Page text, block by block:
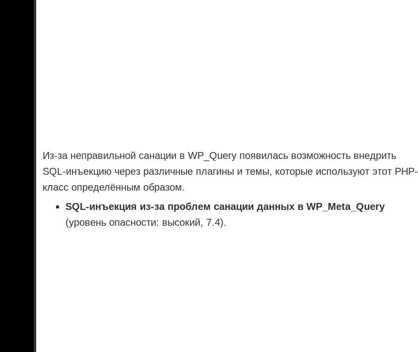
Из-за неправильной санации в WP_Query появилась возможность внедрить
SQL-инъекцию через различные плагины и темы, которые используют этот PHP-
класс определённым образом.
SQL-инъекция из-за проблем санации данных в WP_Meta_Query
(уровень опасности: высокий, 7.4).